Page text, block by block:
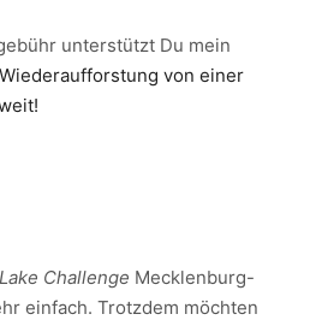
unterstützt Du mein
Wiederaufforstung von einer
Challenge Mecklenburg-
einfach. Trotzdem möchten